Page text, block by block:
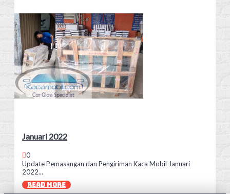
Januari 2022
0
Update Pemasangan dan Pengiriman Kaca Mobil Januari
2022...
READ MORE